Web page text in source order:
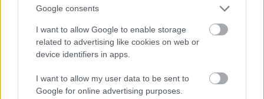
Google consents
I want to allow Google to enable storage
related to advertising like cookies on web or
device identifiers in apps.
I want to allow my user data to be sent to
Google for online advertising purposes.
Atcelt Ziņot